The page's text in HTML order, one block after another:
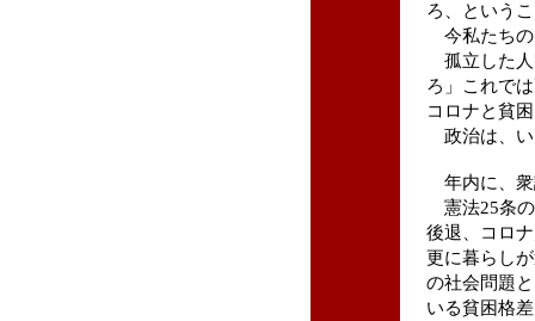
ろ、という
今私たちの
孤立した人
ろ」これで
コロナと貧
政治は、い
年内に、衆
憲法25条の
後退、コロ
更に暮らし
の社会問題
いる貧困格